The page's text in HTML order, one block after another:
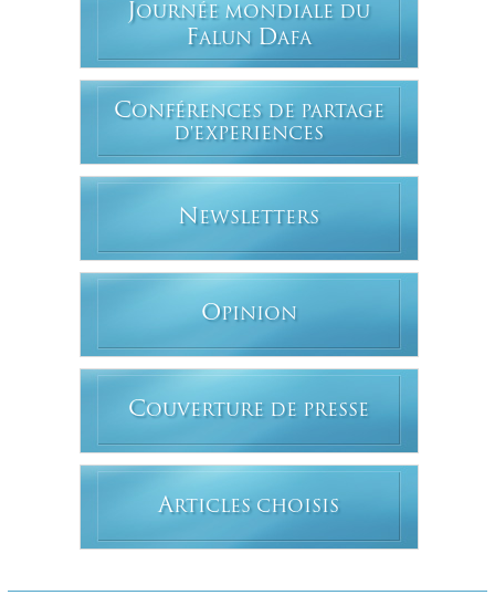
JOURNÉE MONDIALE DU
FALUN DAFA
CONFÉRENCES DE PARTAGE
D'EXPERIENCES
N EWSLETTERS
OPINION
COUVERTURE DE PRESSE
ARTICLES CHOISIS